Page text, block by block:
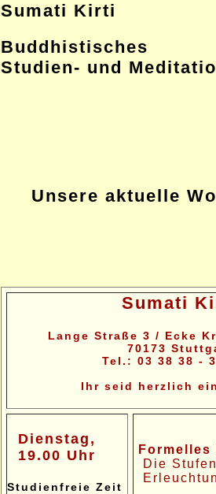
Sumati Kirti
Buddhistisches
Studien- und
Unsere aktuelle
Sumati
Lange Straße 3 / Ecke
70173
Tel.: 03 38 38 -
Ihr seid herzlich
Dienstag,
19.00 Uhr
Studienfreie Zeit
Formelles
Die